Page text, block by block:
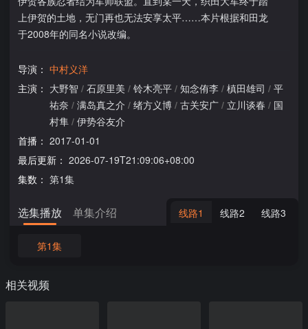
上伊贺的土地，无门再也无法安享太平……本片根据和田龙
于2008年的同名小说改编。
导演： 中村义洋
主演： 大野智 / 石原里美 / 铃木亮平 / 知念侑李 / 槙田雄司 / 平
祐奈 / 满岛真之介 / 绪方义博 / 古关安广 / 立川谈春 / 国
村隼 / 伊势谷友介
首播： 2017-01-01
最后更新： 2026-07-19T21:09:06+08:00
集数： 第1集
选集播放 单集介绍 线路1 线路2 线路3
第1集
相关视频